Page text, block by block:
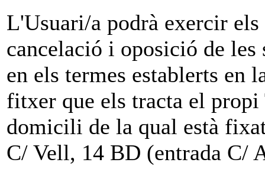
L'Usuari/a podrà exercir
cancelació i oposició de les
en els termes establerts en
fitxer que els tracta el
domicili de la qual està
C/ Vell, 14 BD (entrada C/